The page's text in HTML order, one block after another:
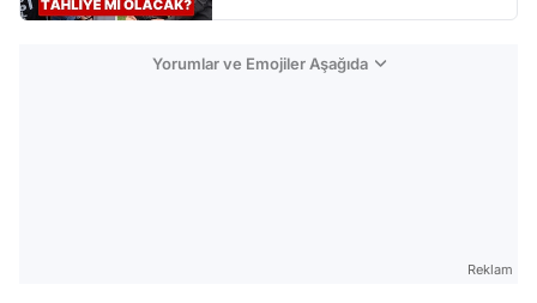
Yorumlar ve Emojiler Aşağıda
Reklam